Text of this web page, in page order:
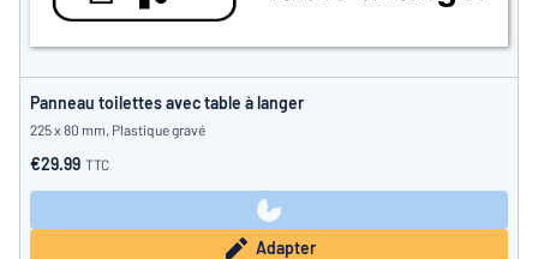
Panneau toilettes avec table à langer
225 x 80 mm, Plastique gravé
€29.99 TTC
Adapter